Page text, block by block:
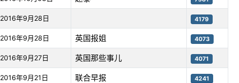
2016年9月28日 4179
2016年9月28日 英国报姐 4073
2016年9月27日 英国那些事儿 4071
2016年9月21日 联合早报 4241